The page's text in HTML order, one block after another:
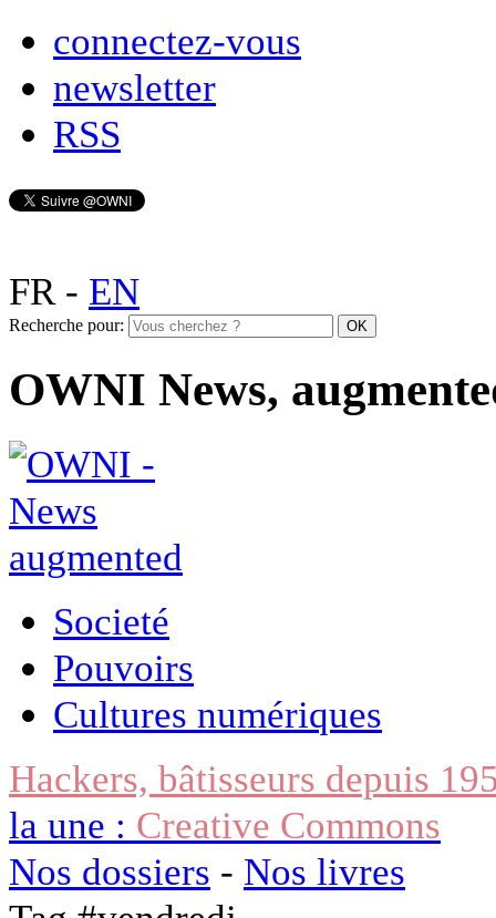
connectez-vous
newsletter
RSS
FR- EN
Recherche pour:
OWNI News,
Societé
Pouvoirs
Cultures numériques
Hackers, bâtisseurs depuis
la une : Creative Commons
Nos dossiers - Nos livres